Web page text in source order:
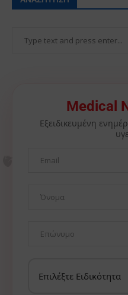
Medical
Εξειδικευμένη